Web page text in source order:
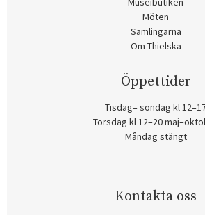
Möten
Samlingarna
Om Thielska
Öppettider
Tisdag– söndag kl
Torsdag kl 12–20
Måndag stängt
Kontakta oss